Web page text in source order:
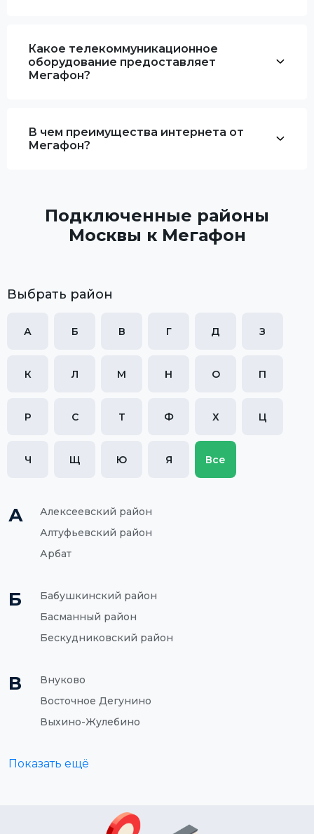
Какое телекоммуникационное
оборудование предоставляет
Мегафон?
В чем преимущества интернета от
Мегафон?
Подключенные районы
Москвы к Мегафон
Выбрать район
А Б В Г Д З
К Л М Н О П
Р С Т Ф Х Ц
Ч Щ Ю Я Все
А
Алексеевский район
Алтуфьевский район
Арбат
Б
Бабушкинский район
Басманный район
Бескудниковский район
В
Внуково
Восточное Дегунино
Выхино-Жулебино
Показать ещё